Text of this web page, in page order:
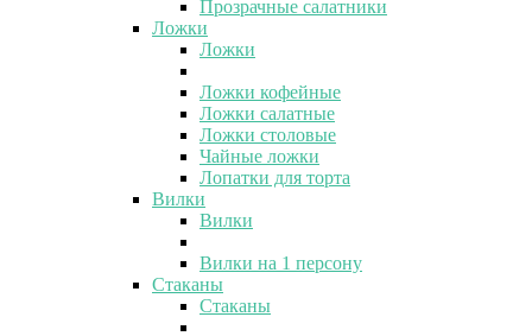
Прозрачные салатники
Ложки
Ложки
Ложки кофейные
Ложки салатные
Ложки столовые
Чайные ложки
Лопатки для торта
Вилки
Вилки
Вилки на 1 персону
Стаканы
Стаканы